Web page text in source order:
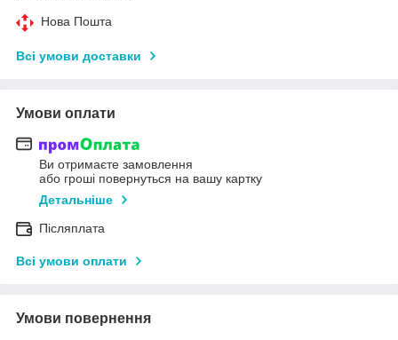
Нова Пошта
Всі умови доставки
Умови оплати
Ви отримаєте замовлення
або гроші повернуться на вашу картку
Детальніше
Післяплата
Всі умови оплати
Умови повернення